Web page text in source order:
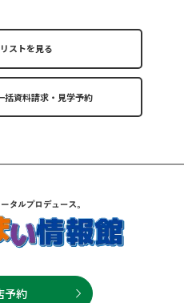
ストを見る
予約